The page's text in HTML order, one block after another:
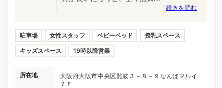
続きを読む
駐車場 女性スタッフ ベビーベッド 授乳スペース
キッズスペース 19時以降営業
所在地
大阪府大阪市中央区難波３－８－９なんばマルイ
７Ｆ